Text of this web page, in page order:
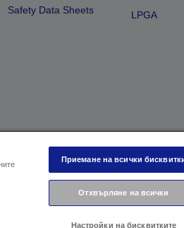
Safety Data Sheets
LPGA
за поверителност EU Data Act
Приемане на всички
Отхвърляне на всички
Настройки на бисквитките